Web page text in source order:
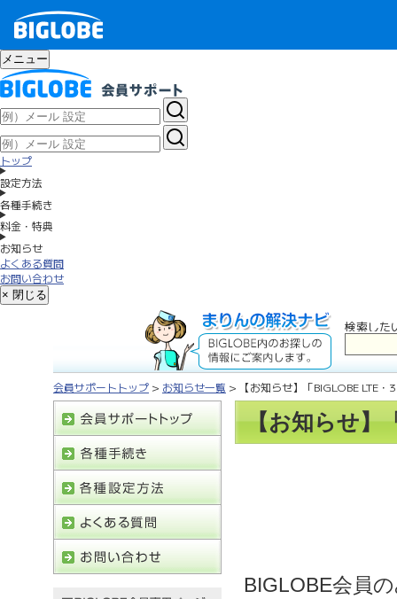
メニュー
トップ
設定方法
各種手続き
料金・特典
お知らせ
よくある質問
お問い合わせ
× 閉じる
検索した
会員サポートトップ > お知らせ一覧 > 【お知らせ】「BIGLOBE LTE・
【お知らせ】
BIGLOBE会員